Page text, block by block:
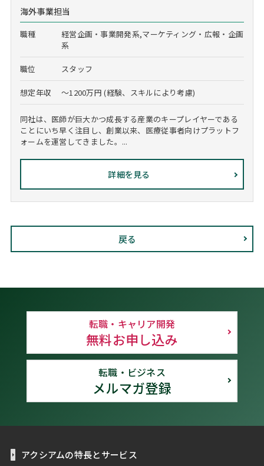
海外事業担当
職種
経営企画・事業開発系,マーケティング・広報・企画
系
職位 スタッフ
想定年収 ～1200万円 (経験、スキルにより考慮)
同社は、医師が巨大かつ成長する産業のキープレイヤーである
ことにいち早く注目し、創業以来、医療従事者向けプラットフ
ォームを運営してきました。...
詳細を見る
戻る
転職・キャリア開発
無料お申し込み
転職・ビジネス
メルマガ登録
アクシアムの特長とサービス